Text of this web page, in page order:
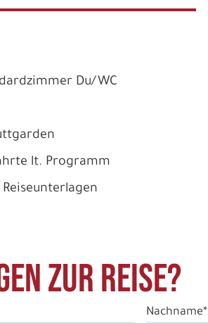
Du/WC
lt. Programm
zur Reise?
Nachname*